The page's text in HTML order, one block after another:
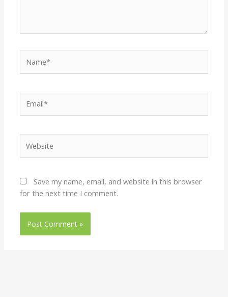
Save my name, email, and website in this browser
for the next time I comment.